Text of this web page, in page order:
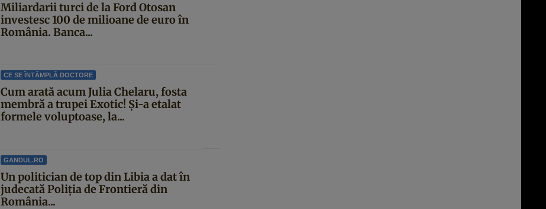
Miliardarii turci de la Ford Otosan
investesc 100 de milioane de euro în
România. Banca...
CE SE ÎNTÂMPLĂ DOCTORE
Cum arată acum Julia Chelaru, fosta
membră a trupei Exotic! Și-a etalat
formele voluptoase, la...
GANDUL.RO
Un politician de top din Libia a dat în
judecată Poliția de Frontieră din
România...